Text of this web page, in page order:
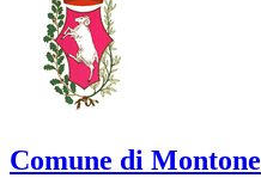
Comune di Montone